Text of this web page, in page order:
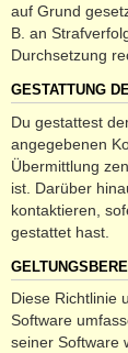
auf Grund
B. an
Durchsetzung
GESTATTUNG
Du gestattest
angegebenen
Übermittlung
ist. Darüber
kontaktieren,
gestattet hast.
Diese Richtlinie
Software
seiner Software